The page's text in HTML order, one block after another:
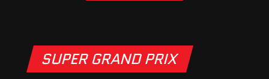
SUPER GRAND PRIX